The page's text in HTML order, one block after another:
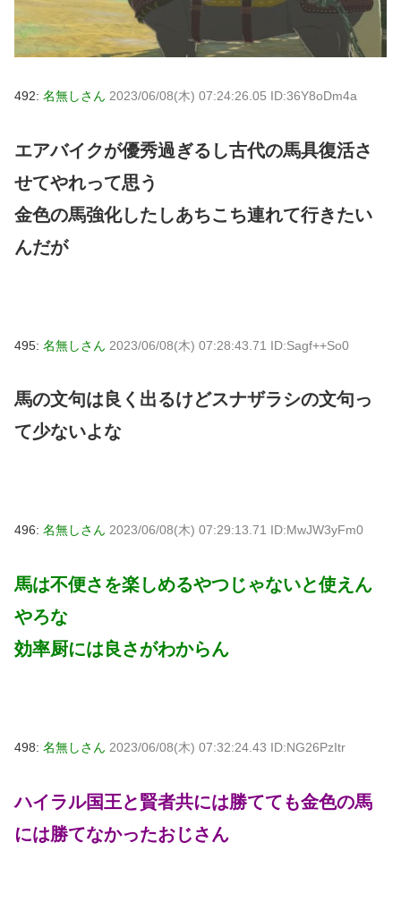
492: 名無しさん 2023/06/08(木) 07:24:26.05 ID:36Y8oDm4a
エアバイクが優秀過ぎるし古代の馬具復活さ
せてやれって思う
金色の馬強化したしあちこち連れて行きたい
んだが
495: 名無しさん 2023/06/08(木) 07:28:43.71 ID:Sagf++So0
馬の文句は良く出るけどスナザラシの文句っ
て少ないよな
496: 名無しさん 2023/06/08(木) 07:29:13.71 ID:MwJW3yFm0
馬は不便さを楽しめるやつじゃないと使えん
やろな
効率厨には良さがわからん
498: 名無しさん 2023/06/08(木) 07:32:24.43 ID:NG26PzItr
ハイラル国王と賢者共には勝てても金色の馬
には勝てなかったおじさん